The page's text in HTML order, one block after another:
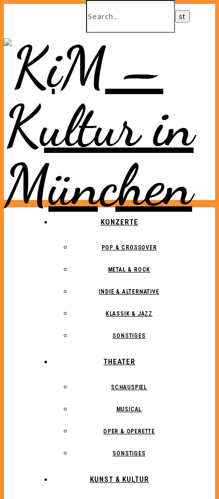
KONZERTE
POP & CROSSOVER
METAL & ROCK
INDIE & ALTERNATIVE
KLASSIK & JAZZ
SONSTIGES
THEATER
SCHAUSPIEL
MUSICAL
OPER & OPERETTE
SONSTIGES
KUNST & KULTUR